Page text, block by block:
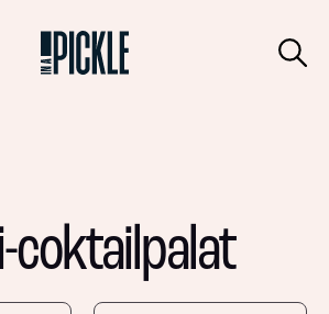
coktailpalat